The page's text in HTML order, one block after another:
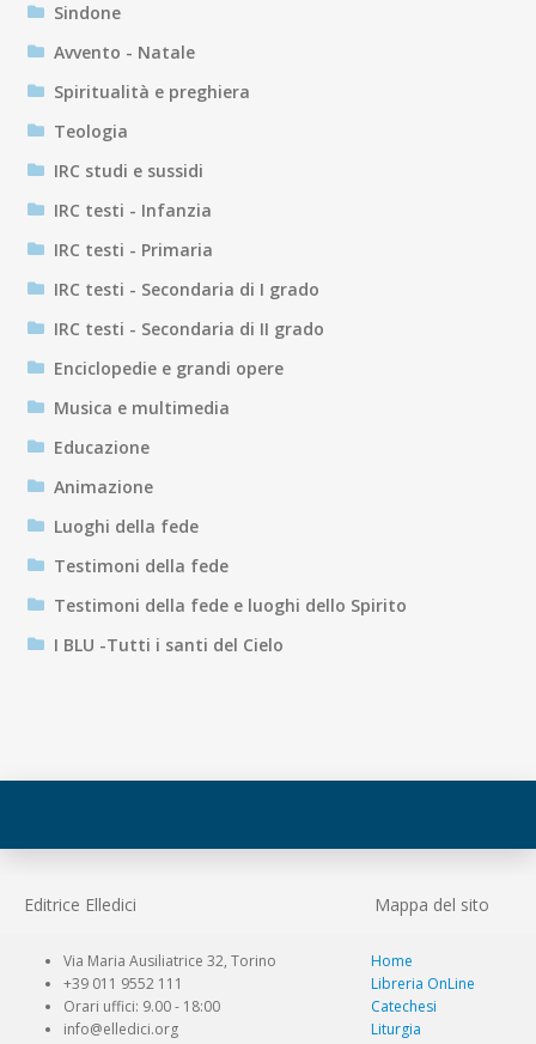
Sindone
Avvento - Natale
Spiritualità e preghiera
Teologia
IRC studi e sussidi
IRC testi - Infanzia
IRC testi - Primaria
IRC testi - Secondaria di I grado
IRC testi - Secondaria di II grado
Enciclopedie e grandi opere
Musica e multimedia
Educazione
Animazione
Luoghi della fede
Testimoni della fede
Testimoni della fede e luoghi dello Spirito
I BLU -Tutti i santi del Cielo
Editrice Elledici Mappa del sito
Via Maria Ausiliatrice 32, Torino
+39 011 9552 111
Orari uffici: 9.00 - 18:00
info@elledici.org
Home
Libreria OnLine
Catechesi
Liturgia